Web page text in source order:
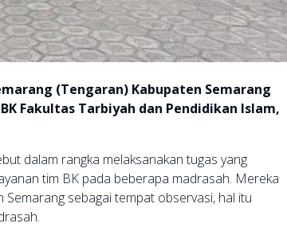
(Tengaran) Kabupaten Semarang
Fakultas Tarbiyah dan Pendidikan Islam,
dalam rangka melaksanakan tugas yang
tim BK pada beberapa madrasah. Mereka
sebagai tempat observasi, hal itu